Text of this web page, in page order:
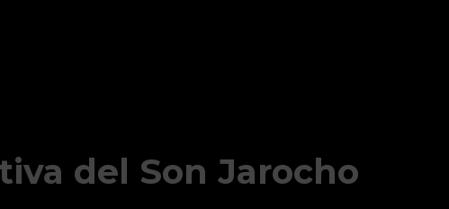
del Son Jarocho